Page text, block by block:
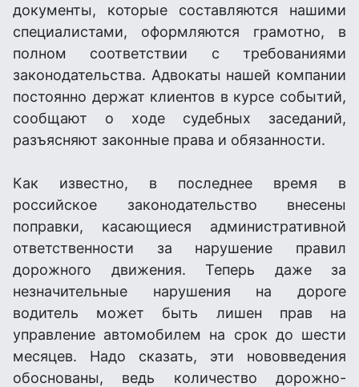
документы, которые составляются нашими
специалистами, оформляются грамотно, в
полном соответствии с требованиями
законодательства. Адвокаты нашей компании
постоянно держат клиентов в курсе событий,
сообщают о ходе судебных заседаний,
разъясняют законные права и обязанности.
Как известно, в последнее время в
российское законодательство внесены
поправки, касающиеся административной
ответственности за нарушение правил
дорожного движения. Теперь даже за
незначительные нарушения на дороге
водитель может быть лишен прав на
управление автомобилем на срок до шести
месяцев. Надо сказать, эти нововведения
обоснованы, ведь количество дорожно-